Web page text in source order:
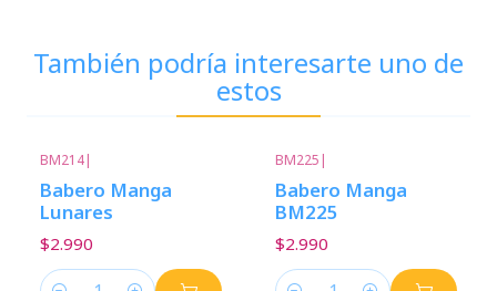
También podría interesarte uno de
estos
BM214|
Babero Manga
Lunares
$2.990
BM225 |
Babero Manga
BM225
$2.990